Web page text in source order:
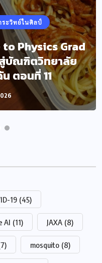
ระวิทย์ในศิลป์
to Physics Grad
บัณฑิตวิทยาลัย
ตอนที่ 11
19 (45)
AI (11) JAXA (8)
mosquito (8)